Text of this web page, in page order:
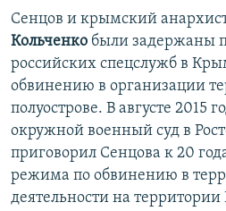
Сенцов и крымский
Кольченко были задержаны
российских спецслужб в
обвинению в организации
полуострове. В августе 2015
окружной военный суд в
приговорил Сенцова к 20
режима по обвинению в
деятельности на